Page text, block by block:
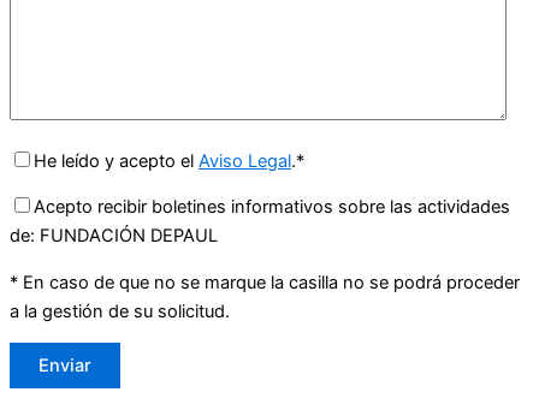
He leído y acepto el Aviso Legal.*
Acepto recibir boletines informativos sobre las actividades
de: FUNDACIÓN DEPAUL
* En caso de que no se marque la casilla no se podrá proceder
a la gestión de su solicitud.